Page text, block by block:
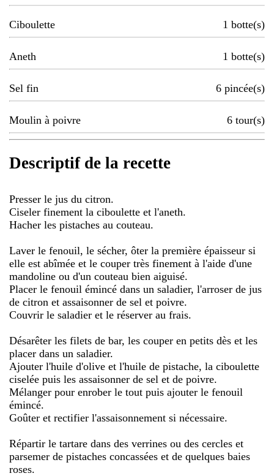
Ciboulette 1 botte(s)
Aneth 1 botte(s)
Sel fin 6 pincée(s)
Moulin à poivre 6 tour(s)
Descriptif de la recette
Presser le jus du citron.
Ciseler finement la ciboulette et l'aneth.
Hacher les pistaches au couteau.
Laver le fenouil, le sécher, ôter la première épaisseur si
elle est abîmée et le couper très finement à l'aide d'une
mandoline ou d'un couteau bien aiguisé.
Placer le fenouil émincé dans un saladier, l'arroser de jus
de citron et assaisonner de sel et poivre.
Couvrir le saladier et le réserver au frais.
Désarêter les filets de bar, les couper en petits dès et les
placer dans un saladier.
Ajouter l'huile d'olive et l'huile de pistache, la ciboulette
ciselée puis les assaisonner de sel et de poivre.
Mélanger pour enrober le tout puis ajouter le fenouil
émincé.
Goûter et rectifier l'assaisonnement si nécessaire.
Répartir le tartare dans des verrines ou des cercles et
parsemer de pistaches concassées et de quelques baies
roses.